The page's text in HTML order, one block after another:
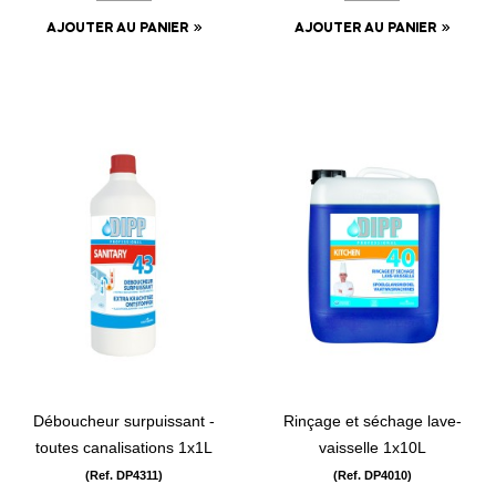
AJOUTER AU PANIER AJOUTER AU PANIER
Déboucheur surpuissant -
toutes canalisations 1x1L
(Ref. DP4311)
Rinçage et séchage lave-
vaisselle 1x10L
(Ref. DP4010)